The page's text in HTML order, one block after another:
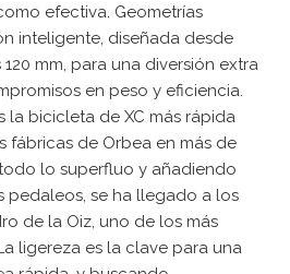
efectiva. Geometrías
inteligente, diseñada desde
mm, para una diversión extra
en peso y eficiencia.
la bicicleta de XC más rápida
fábricas de Orbea en más de
lo superfluo y añadiendo
pedaleos, se ha llegado a los
de la Oiz, uno de los más
ligereza es la clave para una